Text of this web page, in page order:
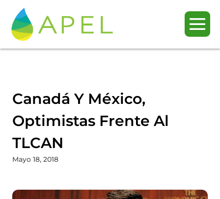
Canadá Y México,
Optimistas Frente Al
TLCAN
Mayo 18, 2018